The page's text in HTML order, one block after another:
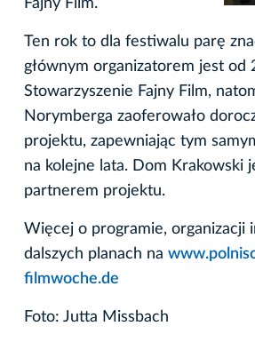
Ten rok to dla festiwalu parę
głównym organizatorem jest od
Stowarzyszenie Fajny Film,
Norymberga zaoferowało
projektu, zapewniając tym
na kolejne lata. Dom Krakowski
partnerem projektu.
Więcej o programie, organizacji
dalszych planach na
filmwoche.de
Foto: Jutta Missbach